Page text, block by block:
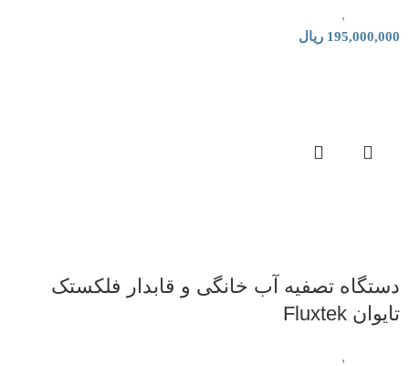
,
195,000,000 ریال
دستگاه تصفیه آب خانگی و قابدار فلکستک
تایوان Fluxtek
,